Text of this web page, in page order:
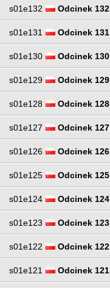
s01e132 Odcinek 132
s01e131 Odcinek 131
s01e130 Odcinek 130
s01e129 Odcinek 129
s01e128 Odcinek 128
s01e127 Odcinek 127
s01e126 Odcinek 126
s01e125 Odcinek 125
s01e124 Odcinek 124
s01e123 Odcinek 123
s01e122 Odcinek 122
s01e121 Odcinek 121